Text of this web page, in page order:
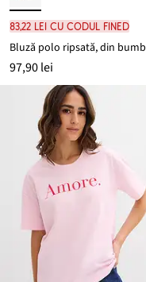
83,22 lei cu codul FINED
97,90 lei